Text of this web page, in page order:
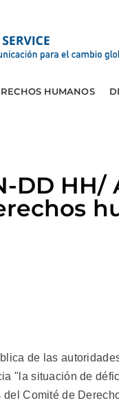
HUMANOS
DD HH/
de las
"la situación de
Comité de